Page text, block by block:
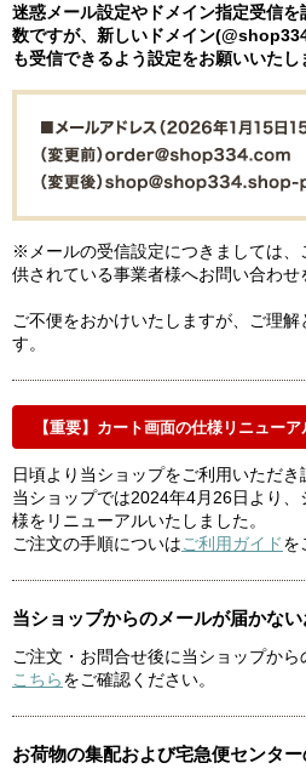
迷惑メール設定やドメイン指定受信
数ですが、新しいドメイン
も受信できるよう設定をお願いいたし
※メールの受信設定につきましては、
供されている事業者様へお問い合わせ
ご不便をおかけいたしますが、ご理
す。
【重要】カート画面の仕様リニュー
日頃より当ショップをご利用いただき
当ショップでは2024年4月26日より
様をリニューアルいたしました。
ご注文の手順についはご利用ガイドを
当ショップからのメールが届かな
ご注文・お問合せ後に当ショップから
こちらをご確認ください。
お荷物の集配および宅急便センタ